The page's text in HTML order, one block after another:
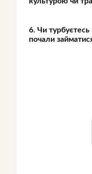
6. Чи турбуєтесь
почали